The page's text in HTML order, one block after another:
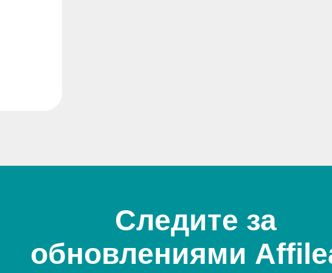
Следите за
обновлениями